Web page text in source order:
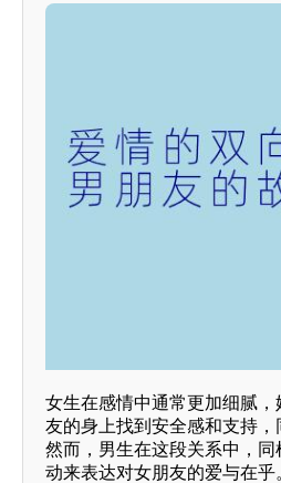
女生在感情中通常更加细腻
友的身上找到安全感和支持，
然而，男生在这段关系中，
动来表达对女朋友的爱与在乎